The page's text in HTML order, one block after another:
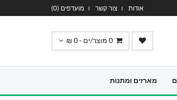
אודות צור קשר מועדפים (0
)
0 מוצר/ים -0
₪
מארזים ומתנות